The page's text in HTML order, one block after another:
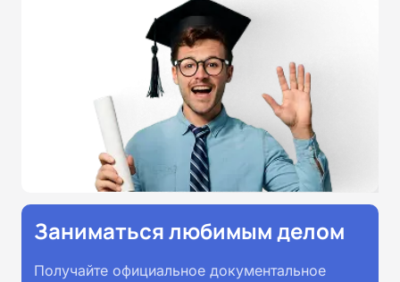
всей России.
Заниматься любимым делом
Получайте официальное документальное